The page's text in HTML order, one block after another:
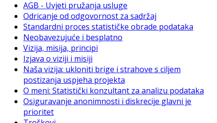
AGB - Uvjeti pružanja usluge
Odricanje od odgovornost za sadržaj
Standardni proces statističke obrade podataka
Neobavezujuće i besplatno
Vizija, misija, principi
Izjava o viziji i misiji
Naša vizija: ukloniti brige i strahove s ciljem
postizanja uspjeha projekta
O meni: Statistički konzultant za analizu podataka
Osiguravanje anonimnosti i diskrecije glavni je
prioritet